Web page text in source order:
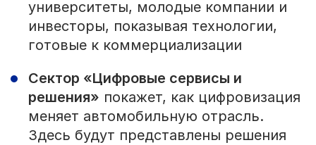
университеты, молодые компании и
инвесторы, показывая технологии,
готовые к коммерциализации
Сектор «Цифровые сервисы и
решения» покажет, как цифровизация
меняет автомобильную отрасль.
Здесь будут представлены решения